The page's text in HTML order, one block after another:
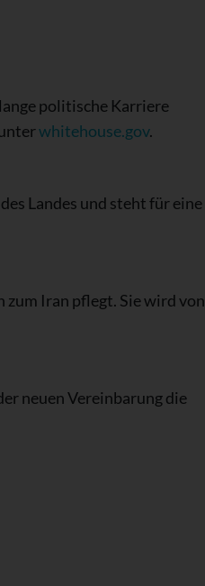
politische Karriere
whitehouse.gov.
Landes und steht für eine
Iran pflegt. Sie wird von
neuen Vereinbarung die